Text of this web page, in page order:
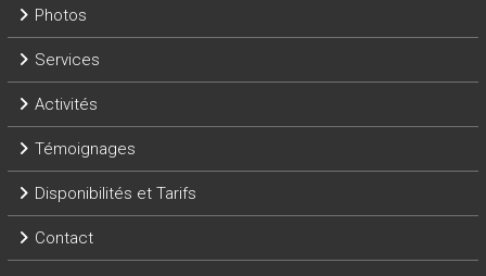
Photos
Services
Activités
Témoignages
Disponibilités et Tarifs
Contact